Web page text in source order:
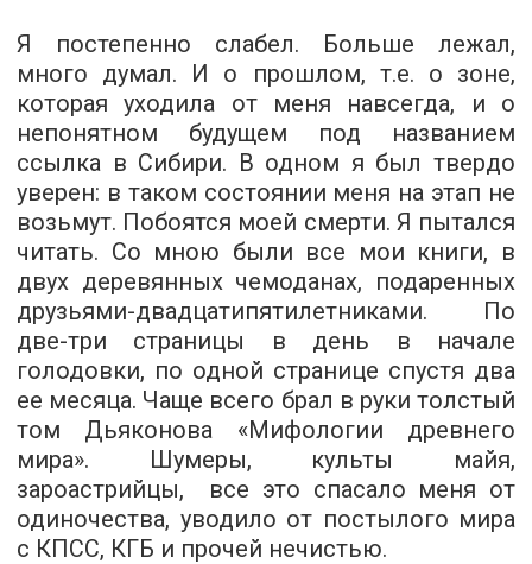
Я постепенно слабел. Больше лежал,
много думал. И о прошлом, т.е. о зоне,
которая уходила от меня навсегда, и о
непонятном будущем под названием
ссылка в Сибири. В одном я был твердо
уверен: в таком состоянии меня на этап не
возьмут. Побоятся моей смерти. Я пытался
читать. Со мною были все мои книги, в
двух деревянных чемоданах, подаренных
друзьями-­двадцатипятилетниками. По
две-­три страницы в день в начале
голодовки, по одной странице спустя два
ее месяца. Чаще всего брал в руки толстый
том Дьяконова «Мифологии древнего
мира». Шумеры, культы майя,
зароастрийцы, ­ все это спасало меня от
одиночества, уводило от постылого мира
с КПСС, КГБ и прочей нечистью.